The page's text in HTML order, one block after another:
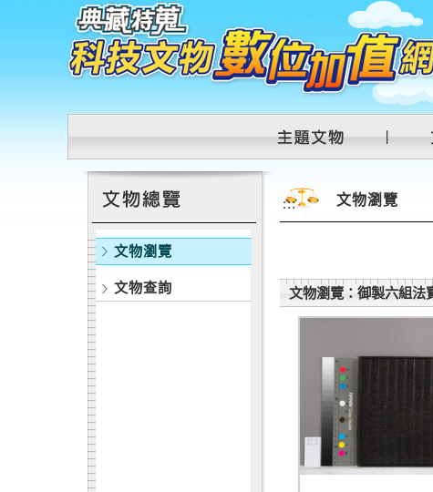
跳到主要內容區塊
文物瀏覽
文物查詢
::: 文物瀏覽
文物瀏覽：御製六組法